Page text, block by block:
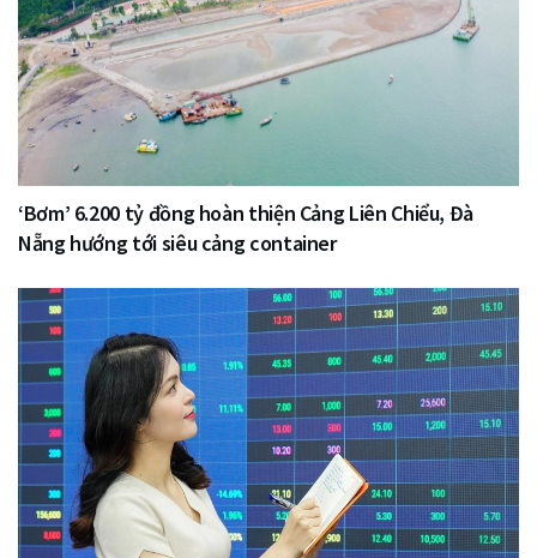
‘Bơm’ 6.200 tỷ đồng hoàn thiện Cảng Liên Chiểu, Đà
Nẵng hướng tới siêu cảng container